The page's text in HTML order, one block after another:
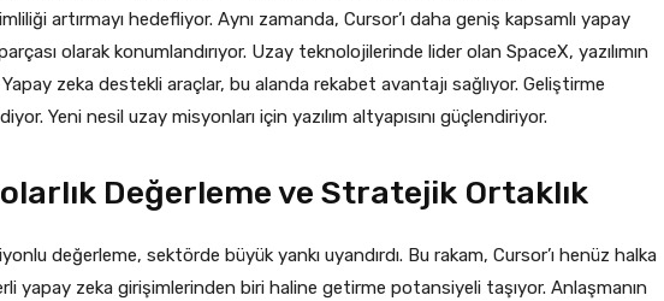
artırmayı hedefliyor. Aynı zamanda, Cursor’ı daha geniş kapsamlı yapay
olarak konumlandırıyor. Uzay teknolojilerinde lider olan SpaceX, yazılımın
zeka destekli araçlar, bu alanda rekabet avantajı sağlıyor. Geliştirme
Yeni nesil uzay misyonları için yazılım altyapısını güçlendiriyor.
Değerleme ve Stratejik Ortaklık
değerleme, sektörde büyük yankı uyandırdı. Bu rakam, Cursor’ı henüz halka
yapay zeka girişimlerinden biri haline getirme potansiyeli taşıyor. Anlaşmanın